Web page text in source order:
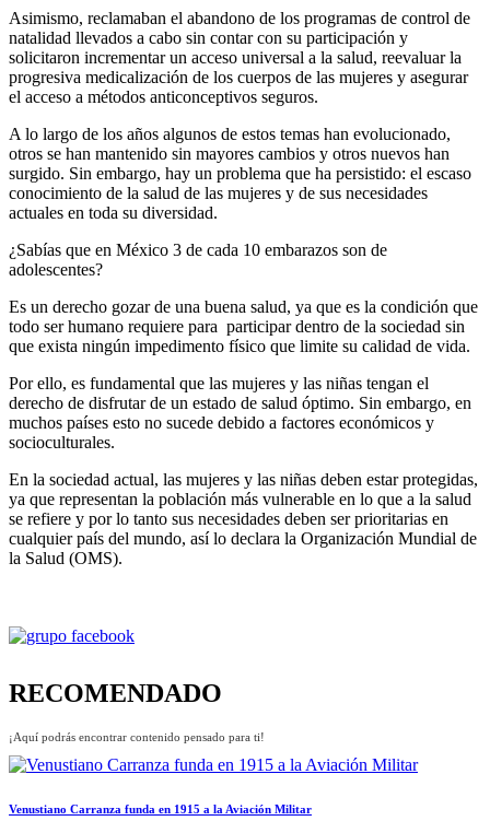
Asimismo, reclamaban el abandono de los programas de control de
natalidad llevados a cabo sin contar con su participación y
solicitaron incrementar un acceso universal a la salud, reevaluar la
progresiva medicalización de los cuerpos de las mujeres y asegurar
el acceso a métodos anticonceptivos seguros.
A lo largo de los años algunos de estos temas han evolucionado,
otros se han mantenido sin mayores cambios y otros nuevos han
surgido. Sin embargo, hay un problema que ha persistido: el escaso
conocimiento de la salud de las mujeres y de sus necesidades
actuales en toda su diversidad.
¿Sabías que en México 3 de cada 10 embarazos son de
adolescentes?
Es un derecho gozar de una buena salud, ya que es la condición que
todo ser humano requiere para participar dentro de la sociedad sin
que exista ningún impedimento físico que limite su calidad de vida.
Por ello, es fundamental que las mujeres y las niñas tengan el
derecho de disfrutar de un estado de salud óptimo. Sin embargo, en
muchos países esto no sucede debido a factores económicos y
socioculturales.
En la sociedad actual, las mujeres y las niñas deben estar protegidas,
ya que representan la población más vulnerable en lo que a la salud
se refiere y por lo tanto sus necesidades deben ser prioritarias en
cualquier país del mundo, así lo declara la Organización Mundial de
la Salud (OMS).
RECOMENDADO
¡Aquí podrás encontrar contenido pensado para ti!
Venustiano Carranza funda en 1915 a la Aviación Militar